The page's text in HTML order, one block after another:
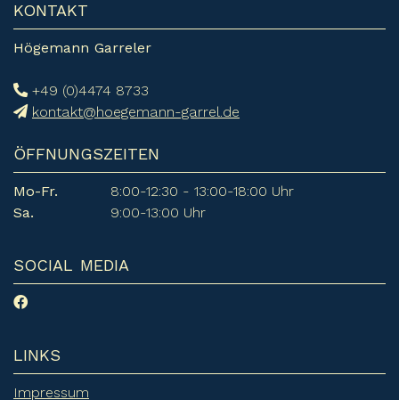
KONTAKT
Högemann Garreler
+49 (0)4474 8733
kontakt@hoegemann-garrel.de
ÖFFNUNGSZEITEN
Mo-Fr.
8:00-12:30 - 13:00-18:00 Uhr
Sa.
9:00-13:00 Uhr
SOCIAL MEDIA
LINKS
Impressum